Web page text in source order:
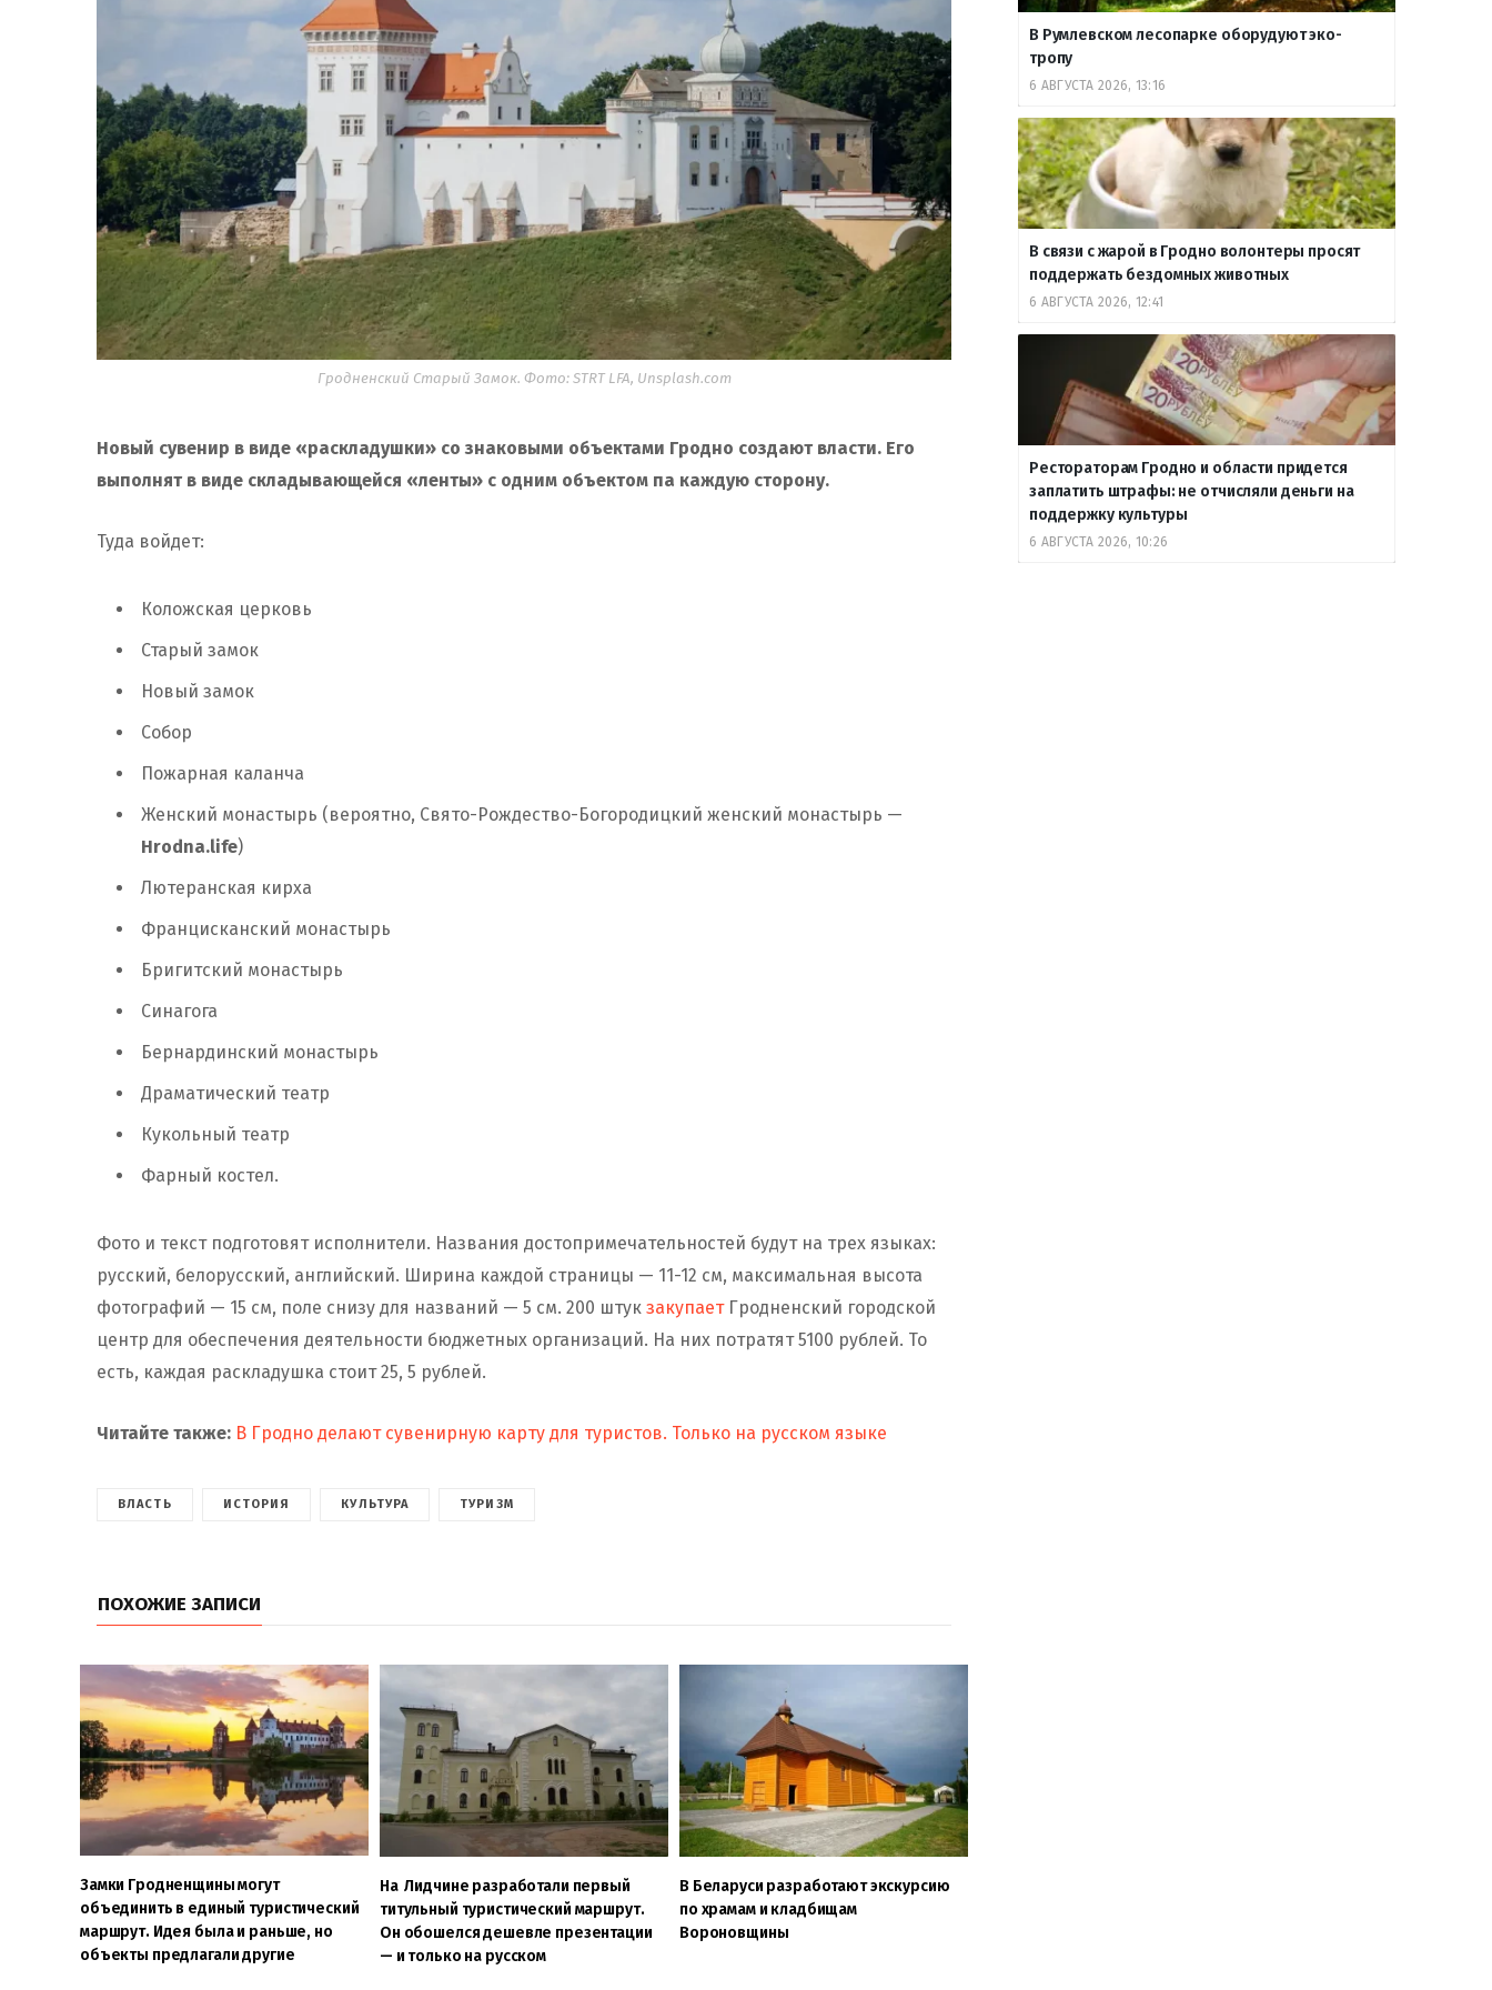
Гродненский Старый Замок. Фото: STRT LFA, Unsplash.com
Новый сувенир в виде «раскладушки» со знаковыми объектами Гродно создают власти. Его
выполнят в виде складывающейся «ленты» с одним объектом па каждую сторону.
Туда войдет:
Коложская церковь
Старый замок
Новый замок
Собор
Пожарная каланча
Женский монастырь (вероятно, Свято-Рождество-Богородицкий женский монастырь —
Hrodna.life)
Лютеранская кирха
Францисканский монастырь
Бригитский монастырь
Синагога
Бернардинский монастырь
Драматический театр
Кукольный театр
Фарный костел.
Фото и текст подготовят исполнители. Названия достопримечательностей будут на трех языках:
русский, белорусский, английский. Ширина каждой страницы — 11-12 см, максимальная высота
фотографий — 15 см, поле снизу для названий — 5 см. 200 штук закупаетГродненский городской
центр для обеспечения деятельности бюджетных организаций. На них потратят 5100 рублей. То
есть, каждая раскладушка стоит 25, 5 рублей.
Читайте также: В Гродно делают сувенирную карту для туристов. Только на русском языке
ВЛАСТЬ ИСТОРИЯ КУЛЬТУРА ТУРИЗМ
ПОХОЖИЕ ЗАПИСИ
Замки Гродненщины могут
объединить в единый туристический
маршрут. Идея была и раньше, но
объекты предлагали другие
На Лидчине разработали первый
титульный туристический маршрут.
Он обошелся дешевле презентации
— и только на русском
В Беларуси разработают экскурсию
по храмам и кладбищам
Вороновщины
В Румлевском лесопарке оборудуют эко-
тропу
6 АВГУСТА 2026, 13:16
В связи с жарой в Гродно волонтеры просят
поддержать бездомных животных
6 АВГУСТА 2026, 12:41
Рестораторам Гродно и области придется
заплатить штрафы: не отчисляли деньги на
поддержку культуры
6 АВГУСТА 2026, 10:26